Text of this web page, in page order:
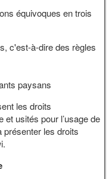
équivoques en trois
c'est-à-dire des règles
paysans
les droits
usités pour l’usage de
présenter les droits